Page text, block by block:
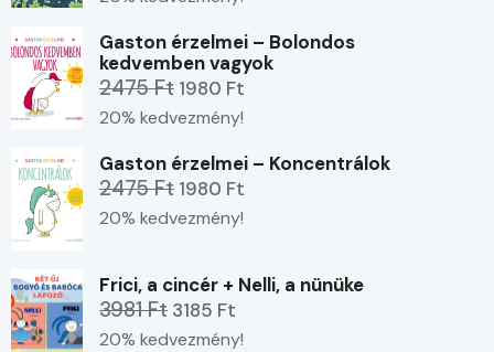
Gaston érzelmei – Bolondos
kedvemben vagyok
2475 Ft 1980 Ft
20% kedvezmény!
Gaston érzelmei – Koncentrálok
2475 Ft 1980 Ft
20% kedvezmény!
Frici, a cincér + Nelli, a nünüke
3981 Ft 3185 Ft
20% kedvezmény!